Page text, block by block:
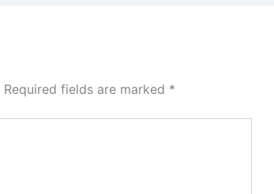
Required fields are marked *